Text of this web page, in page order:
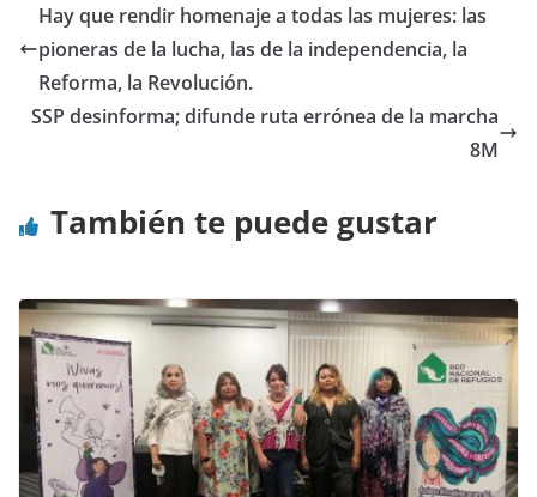
Hay que rendir homenaje a todas las mujeres: las
pioneras de la lucha, las de la independencia, la
Reforma, la Revolución.
SSP desinforma; difunde ruta errónea de la marcha
8M
También te puede gustar